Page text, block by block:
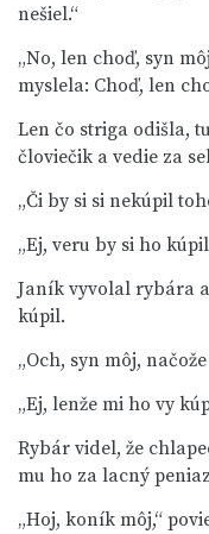
nešiel.“
„No, len choď, syn
myslela: Choď, len
Len čo striga odišla,
človiečik a vedie za
„Či by si si nekúpil
„Ej, veru by si ho
Janík vyvolal rybára
kúpil.
„Och, syn môj,
„Ej, lenže mi ho vy
Rybár videl, že
mu ho za lacný
„Hoj, koník môj,“